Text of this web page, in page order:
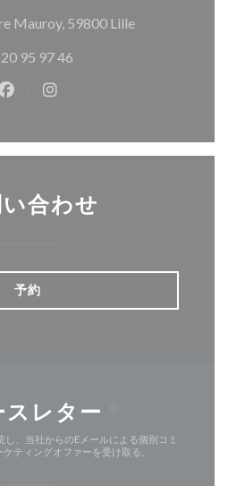
Mauroy, 59800 Lille((新しいウィ
95 97 46
Facebook ((新しいウィンドウ
合わせ
予約
スレター
、当社からのEメールによる個別コミ
ティングオファーを受け取る。